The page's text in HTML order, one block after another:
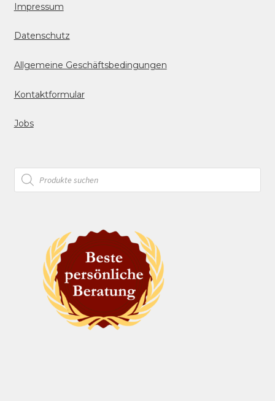
Impressum
Datenschutz
Allgemeine Geschäftsbedingungen
Kontaktformular
Jobs
Products
search